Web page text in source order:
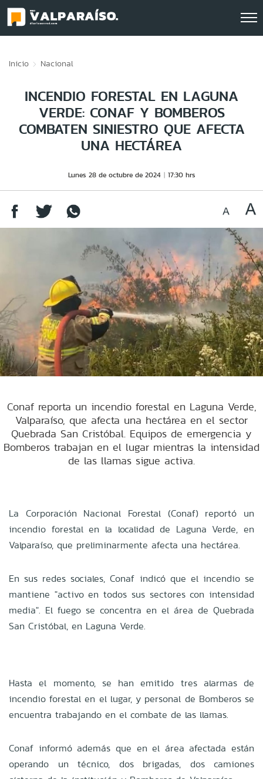
Inicio Nacional
INCENDIO FORESTAL EN LAGUNA
VERDE: CONAF Y BOMBEROS
COMBATEN SINIESTRO QUE AFECTA
UNA HECTÁREA
Lunes 28 de octubre de 2024 17:30 hrs
Conaf reporta un incendio forestal en Laguna Verde,
Valparaíso, que afecta una hectárea en el sector
Quebrada San Cristóbal. Equipos de emergencia y
Bomberos trabajan en el lugar mientras la intensidad
de las llamas sigue activa.
La Corporación Nacional Forestal (Conaf) reportó un
incendio forestal en la localidad de Laguna Verde, en
Valparaíso, que preliminarmente afecta una hectárea.
En sus redes sociales, Conaf indicó que el incendio se
mantiene "activo en todos sus sectores con intensidad
media". El fuego se concentra en el área de Quebrada
San Cristóbal, en Laguna Verde.
Hasta el momento, se han emitido tres alarmas de
incendio forestal en el lugar, y personal de Bomberos se
encuentra trabajando en el combate de las llamas.
Conaf informó además que en el área afectada están
operando un técnico, dos brigadas, dos camiones